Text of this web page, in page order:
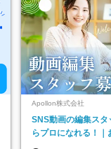
Apollon株式会社
SNS動画の編集ス
らプロになれる！｜